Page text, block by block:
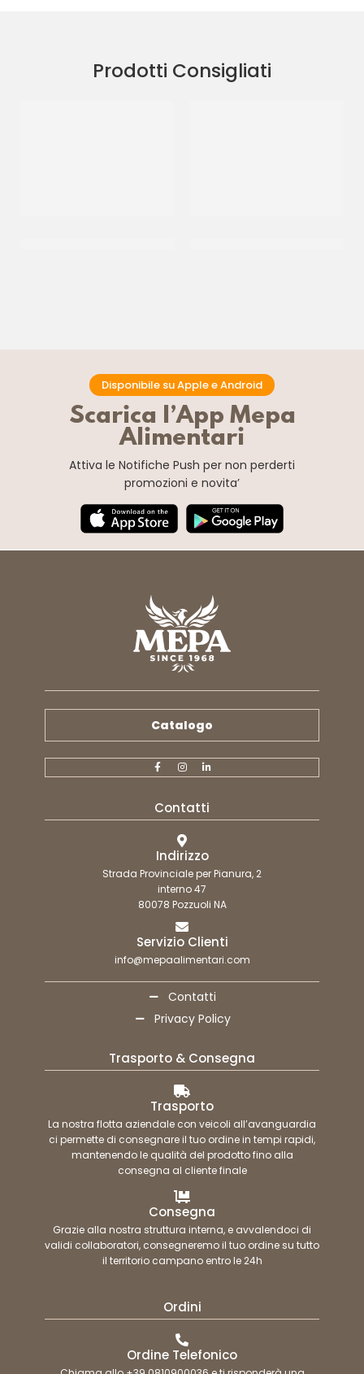
Prodotti Consigliati
Disponibile su Apple e Android
Scarica l’App Mepa
Alimentari
Attiva le Notifiche Push per non perderti
promozioni e novita’
Catalogo
Contatti
Indirizzo
Strada Provinciale per Pianura, 2
interno 47
80078 Pozzuoli NA
Servizio Clienti
info@mepaalimentari.com
Contatti
Privacy Policy
Trasporto & Consegna
Trasporto
La nostra flotta aziendale con veicoli all’avanguardia
ci permette di consegnare il tuo ordine in tempi rapidi,
mantenendo le qualità del prodotto fino alla
consegna al cliente finale
Consegna
Grazie alla nostra struttura interna, e avvalendoci di
validi collaboratori, consegneremo il tuo ordine su tutto
il territorio campano entro le 24h
Ordini
Ordine Telefonico